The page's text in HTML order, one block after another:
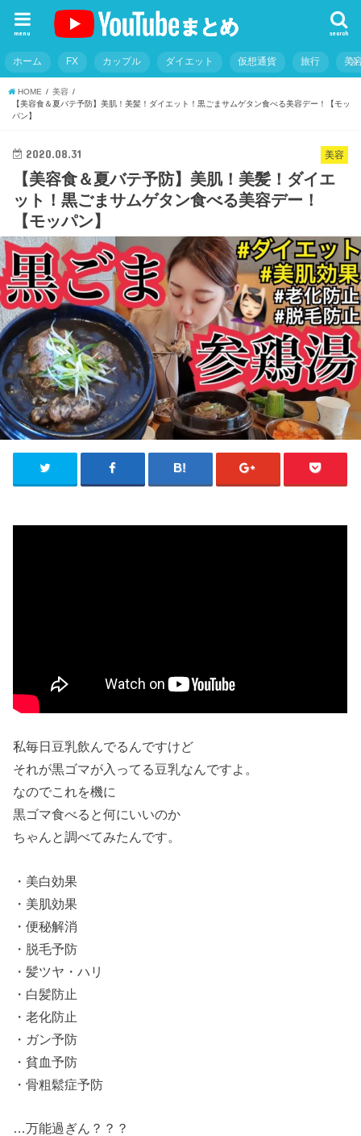
search
menu
ホーム FX カップル ダイエット 仮想通貨 旅行 美
HOME
美容
【美容食＆夏バテ予防】美肌！美髪！ダイエット！黒ごまサムゲタン食べる美容デー！【モッ
パン】
美容
2020.08.31
【美容食＆夏バテ予防】美肌！美髪！ダイエ
ット！黒ごまサムゲタン食べる美容デー！
【モッパン】
私毎日豆乳飲んでるんですけど
それが黒ゴマが入ってる豆乳なんですよ。
なのでこれを機に
黒ゴマ食べると何にいいのか
ちゃんと調べてみたんです。
・美白効果
・美肌効果
・便秘解消
・脱毛予防
・髪ツヤ・ハリ
・白髪防止
・老化防止
・ガン予防
・貧血予防
・骨粗鬆症予防
…万能過ぎん？？？